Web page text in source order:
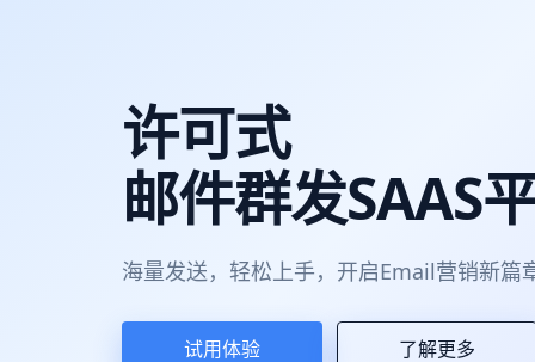
许可式
邮件群发SAAS
海量发送，轻松上手，开启Email营销新篇
试用体验 了解更多